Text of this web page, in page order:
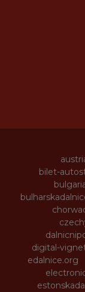
bilet-
digital-
edalnice.org